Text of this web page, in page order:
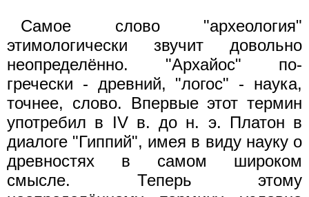
Самое слово "археология"
этимологически звучит довольно
неопределённо. "Архайос" по-
гречески - древний, "логос" - наука,
точнее, слово. Впервые этот термин
употребил в IV в. до н. э. Платон в
диалоге "Гиппий", имея в виду науку о
древностях в самом широком
смысле. Теперь этому